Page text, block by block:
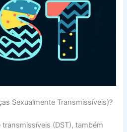
Sexualmente Transmissíveis)?
(DST), também